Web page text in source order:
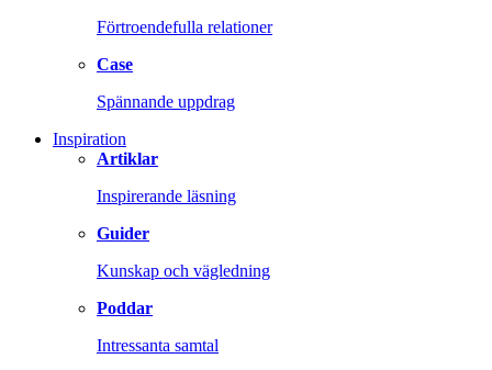
Förtroendefulla relationer
Case
Spännande uppdrag
Inspiration
Artiklar
Inspirerande läsning
Guider
Kunskap och vägledning
Poddar
Intressanta samtal